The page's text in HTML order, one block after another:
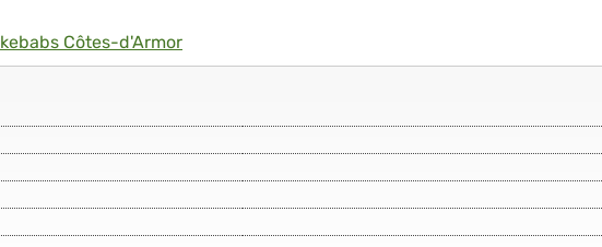
kebabs Côtes-d'Armor